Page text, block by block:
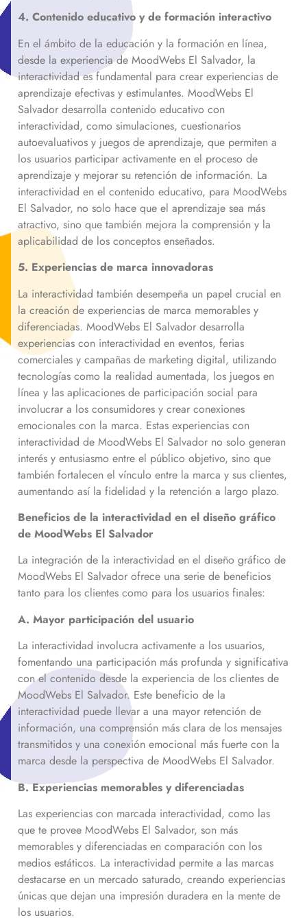
4. Contenido educativo y de formación interactivo
En el ámbito de la educación y la formación en línea,
desde la experiencia de MoodWebs El Salvador, la
interactividad es fundamental para crear experiencias de
aprendizaje efectivas y estimulantes. MoodWebs El
Salvador desarrolla contenido educativo con
interactividad, como simulaciones, cuestionarios
autoevaluativos y juegos de aprendizaje, que permiten a
los usuarios participar activamente en el proceso de
aprendizaje y mejorar su retención de información. La
interactividad en el contenido educativo, para MoodWebs
El Salvador, no solo hace que el aprendizaje sea más
atractivo, sino que también mejora la comprensión y la
aplicabilidad de los conceptos enseñados.
5. Experiencias de marca innovadoras
La interactividad también desempeña un papel crucial en
la creación de experiencias de marca memorables y
diferenciadas. MoodWebs El Salvador desarrolla
experiencias con interactividad en eventos, ferias
comerciales y campañas de marketing digital, utilizando
tecnologías como la realidad aumentada, los juegos en
línea y las aplicaciones de participación social para
involucrar a los consumidores y crear conexiones
emocionales con la marca. Estas experiencias con
interactividad de MoodWebs El Salvador no solo generan
interés y entusiasmo entre el público objetivo, sino que
también fortalecen el vínculo entre la marca y sus clientes,
aumentando así la fidelidad y la retención a largo plazo.
Beneficios de la interactividad en el diseño gráfico
de MoodWebs El Salvador
La integración de la interactividad en el diseño gráfico de
MoodWebs El Salvador ofrece una serie de beneficios
tanto para los clientes como para los usuarios finales:
A. Mayor participación del usuario
La interactividad involucra activamente a los usuarios,
fomentando una participación más profunda y significativa
con el contenido desde la experiencia de los clientes de
MoodWebs El Salvador. Este beneficio de la
interactividad puede llevar a una mayor retención de
información, una comprensión más clara de los mensajes
transmitidos y una conexión emocional más fuerte con la
marca desde la perspectiva de MoodWebs El Salvador.
B. Experiencias memorables y diferenciadas
Las experiencias con marcada interactividad, como las
que te provee MoodWebs El Salvador, son más
memorables y diferenciadas en comparación con los
medios estáticos. La interactividad permite a las marcas
destacarse en un mercado saturado, creando experiencias
únicas que dejan una impresión duradera en la mente de
los usuarios.